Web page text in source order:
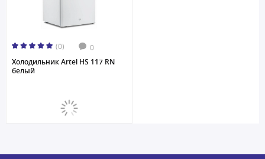
(0) 0
Холодильник Artel HS 117 RN
белый